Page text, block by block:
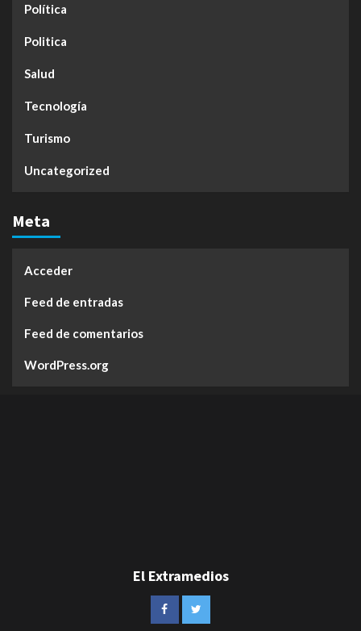
Política
Politica
Salud
Tecnología
Turismo
Uncategorized
Meta
Acceder
Feed de entradas
Feed de comentarios
WordPress.org
El Extramedios